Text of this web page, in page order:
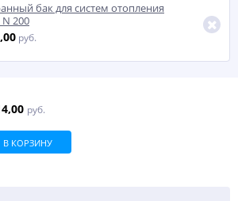
бак для систем отопления
N 200
руб.
руб.
В КОРЗИНУ